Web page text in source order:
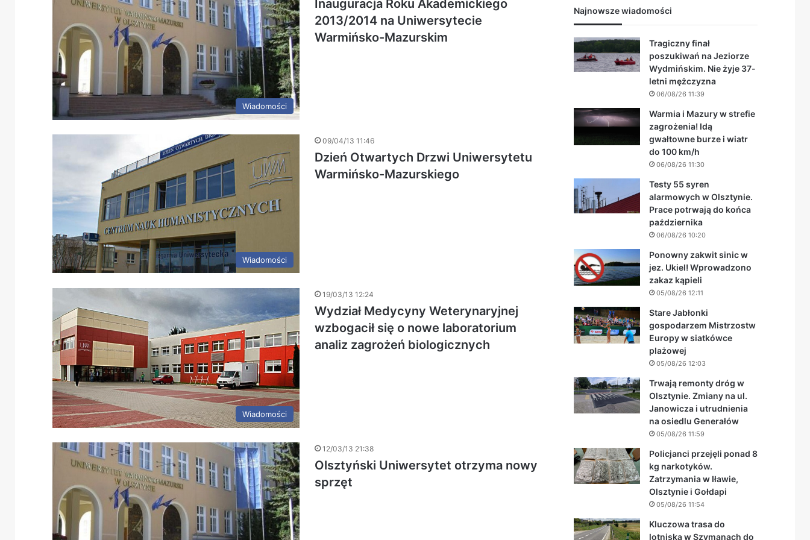
Wiadomości
Inauguracja Roku Akademickiego
2013/2014 na Uniwersytecie
Warmińsko-Mazurskim
Wiadomości
09/04/13 11:46
Dzień Otwartych Drzwi Uniwersytetu
Warmińsko-Mazurskiego
Wiadomości
19/03/13 12:24
Wydział Medycyny Weterynaryjnej
wzbogacił się o nowe laboratorium
analiz zagrożeń biologicznych
12/03/13 21:38
Olsztyński Uniwersytet otrzyma nowy
sprzęt
Najnowsze wiadomości
Tragiczny finał
poszukiwań na Jeziorze
Wydmińskim. Nie żyje 37-
letni mężczyzna
06/08/26 11:39
Warmia i Mazury w strefie
zagrożenia! Idą
gwałtowne burze i wiatr
do 100 km/h
06/08/26 11:30
Testy 55 syren
alarmowych w Olsztynie.
Prace potrwają do końca
października
06/08/26 10:20
Ponowny zakwit sinic w
jez. Ukiel! Wprowadzono
zakaz kąpieli
05/08/26 12:11
Stare Jabłonki
gospodarzem Mistrzostw
Europy w siatkówce
plażowej
05/08/26 12:03
Trwają remonty dróg w
Olsztynie. Zmiany na ul.
Janowicza i utrudnienia
na osiedlu Generałów
05/08/26 11:59
Policjanci przejęli ponad 8
kg narkotyków.
Zatrzymania w Iławie,
Olsztynie i Gołdapi
05/08/26 11:54
Kluczowa trasa do
lotniska w Szymanach do